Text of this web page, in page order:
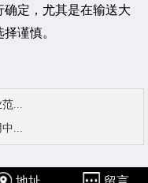
定，尤其是在输送大
谨慎。
...
...